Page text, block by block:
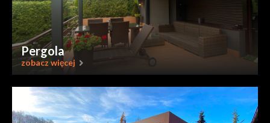
Pergola
zobacz więcej